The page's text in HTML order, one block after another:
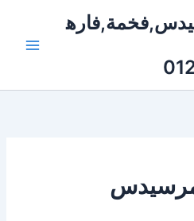
مرسيدس